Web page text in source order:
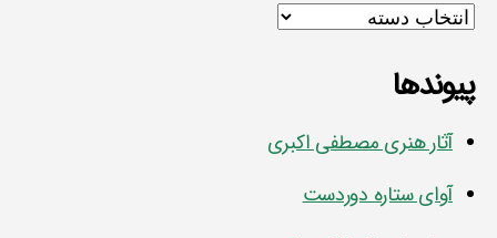
دسته‌ها
پیوندها
آثار هنری مصطفی اکبری
آوای ستاره دوردست